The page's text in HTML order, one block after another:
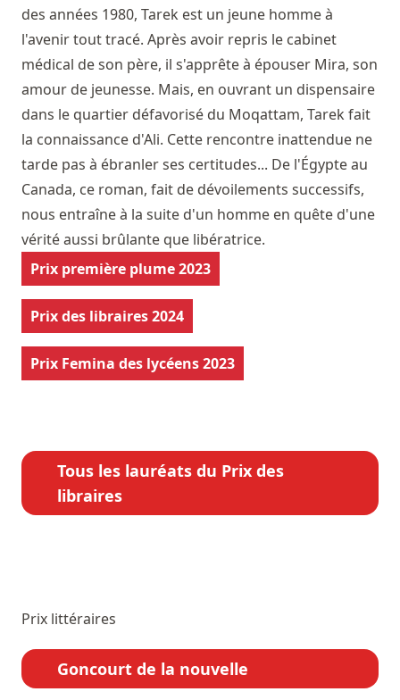
des années 1980, Tarek est un jeune homme à
l'avenir tout tracé. Après avoir repris le cabinet
médical de son père, il s'apprête à épouser Mira, son
amour de jeunesse. Mais, en ouvrant un dispensaire
dans le quartier défavorisé du Moqattam, Tarek fait
la connaissance d'Ali. Cette rencontre inattendue ne
tarde pas à ébranler ses certitudes... De l'Égypte au
Canada, ce roman, fait de dévoilements successifs,
nous entraîne à la suite d'un homme en quête d'une
vérité aussi brûlante que libératrice.
Prix première plume 2023
Prix des libraires 2024
Prix Femina des lycéens 2023
Tous les lauréats du Prix des
libraires
Prix littéraires
Goncourt de la nouvelle